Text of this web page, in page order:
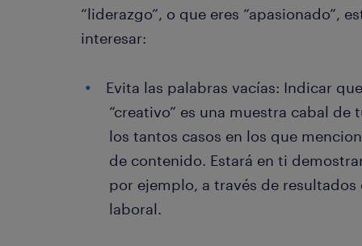
“liderazgo”, o que eres “apasionado”,
interesar:
Evita las palabras vacías: Indicar
“creativo” es una muestra cabal
los tantos casos en los que
de contenido. Estará en ti
por ejemplo, a través de
laboral.